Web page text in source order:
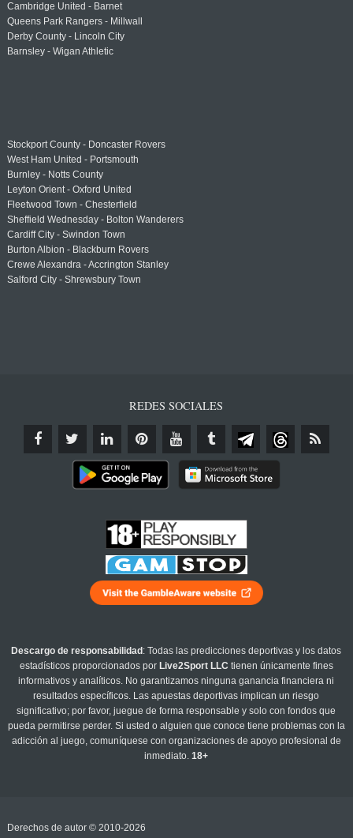
Cambridge United - Barnet
Queens Park Rangers - Millwall
Derby County - Lincoln City
Barnsley - Wigan Athletic
Stockport County - Doncaster Rovers
West Ham United - Portsmouth
Burnley - Notts County
Leyton Orient - Oxford United
Fleetwood Town - Chesterfield
Sheffield Wednesday - Bolton Wanderers
Cardiff City - Swindon Town
Burton Albion - Blackburn Rovers
Crewe Alexandra - Accrington Stanley
Salford City - Shrewsbury Town
REDES SOCIALES
Descargo de responsabilidad : Todas las predicciones deportivas y los datos
estadísticos proporcionados por Live2Sport LLC tienen únicamente fines
informativos y analíticos. No garantizamos ninguna ganancia financiera ni
resultados específicos. Las apuestas deportivas implican un riesgo
significativo; por favor, juegue de forma responsable y solo con fondos que
pueda permitirse perder. Si usted o alguien que conoce tiene problemas con la
adicción al juego, comuníquese con organizaciones de apoyo profesional de
inmediato.18+
Derechos de autor © 2010-2026